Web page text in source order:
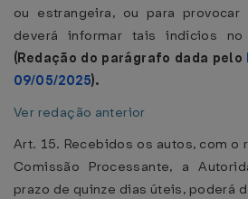
ou estrangeira, ou para provocar
deverá informar tais indícios no
(Redação do parágrafo dada pelo
09/05/2025).
Ver redação anterior
Art. 15. Recebidos os autos, com o
Comissão Processante, a
prazo de quinze dias úteis, poderá